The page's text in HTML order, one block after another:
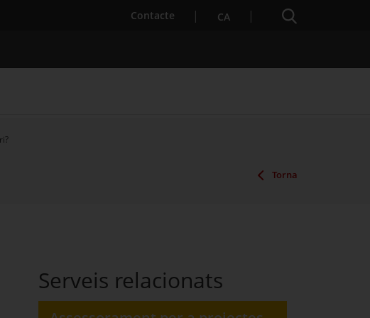
Contacte . Obre en una nova finestra.
CA Cercador
Torna
Serveis relacionats